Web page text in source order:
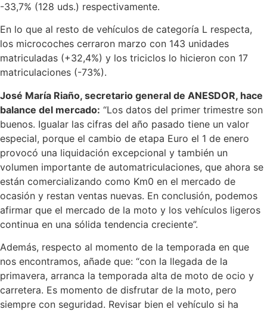
-33,7% (128 uds.) respectivamente.
En lo que al resto de vehículos de categoría L respecta,
los microcoches cerraron marzo con 143 unidades
matriculadas (+32,4%) y los triciclos lo hicieron con 17
matriculaciones (-73%).
José María Riaño, secretario general de ANESDOR, hace
balance del mercado: “Los datos del primer trimestre son
buenos. Igualar las cifras del año pasado tiene un valor
especial, porque el cambio de etapa Euro el 1 de enero
provocó una liquidación excepcional y también un
volumen importante de automatriculaciones, que ahora se
están comercializando como Km0 en el mercado de
ocasión y restan ventas nuevas. En conclusión, podemos
afirmar que el mercado de la moto y los vehículos ligeros
continua en una sólida tendencia creciente”.
Además, respecto al momento de la temporada en que
nos encontramos, añade que: “con la llegada de la
primavera, arranca la temporada alta de moto de ocio y
carretera. Es momento de disfrutar de la moto, pero
siempre con seguridad. Revisar bien el vehículo si ha